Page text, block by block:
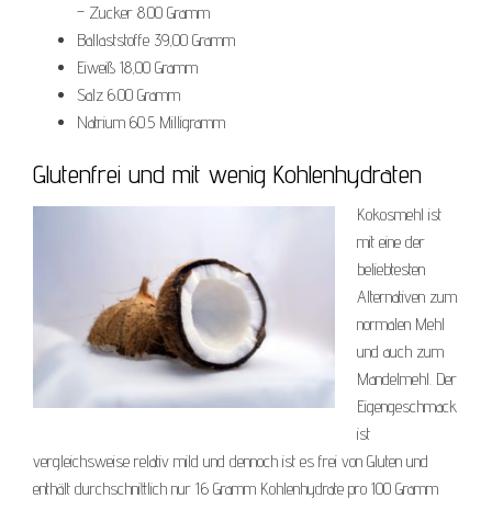
– Zucker 8.00 Gramm
Ballaststoffe 39,00 Gramm
Eiweiß 18,00 Gramm
Salz 6.00 Gramm
Natrium 60.5 Milligramm
Glutenfrei und mit wenig Kohlenhydraten
Kokosmehl ist
mit eine der
beliebtesten
Alternativen zum
normalen Mehl
und auch zum
Mandelmehl. Der
Eigengeschmack
ist
vergleichsweise relativ mild und dennoch ist es frei von Gluten und
enthält durchschnittlich nur 16 Gramm Kohlenhydrate pro 100 Gramm